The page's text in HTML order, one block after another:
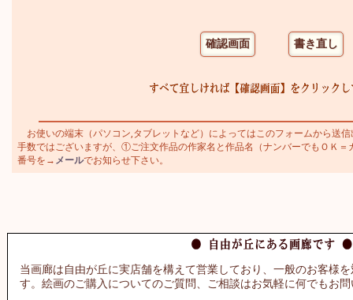
お使いの端末（パソコン,タブレットなど）によってはこのフォームから送
手数ではございますが、①ご注文作品の作家名と作品名（ナンバーでもＯＫ
番号を→ メールでお知らせ下さい。
当画廊は自由が丘に実店舗を構えて営業しており、一般のお客様
す。絵画のご購入についてのご質問、ご相談はお気軽に何でもお